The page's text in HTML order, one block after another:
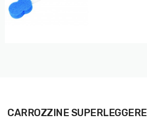
CARROZZINE SUPERLEGGERE